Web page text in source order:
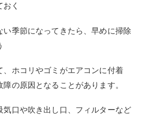
く
い季節になってきたら、早めに掃除
、ホコリやゴミがエアコンに付着
の原因となることがあります。
気口や吹き出し口、フィルターなど